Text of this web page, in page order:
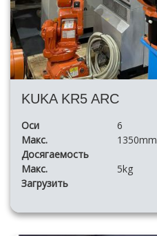
KUKA KR5 ARC
Оси
6
Макс.
Досягаемость
1350mm
Макс.
Загрузить
5kg